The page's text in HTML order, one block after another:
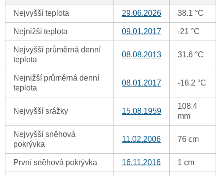
Nejvyšší teplota 29.06.2026 38.1 °C
Nejnižší teplota 09.01.2017 -21 °C
Nejvyšší průměrná denní
teplota
08.08.2013 31.6 °C
Nejnižší průměrná denní
teplota
08.01.2017 -16.2 °C
Nejvyšší srážky 15.08.1959
108.4
mm
Nejvyšší sněhová
pokrývka
11.02.2006 76 cm
První sněhová pokrývka 16.11.2016 1 cm